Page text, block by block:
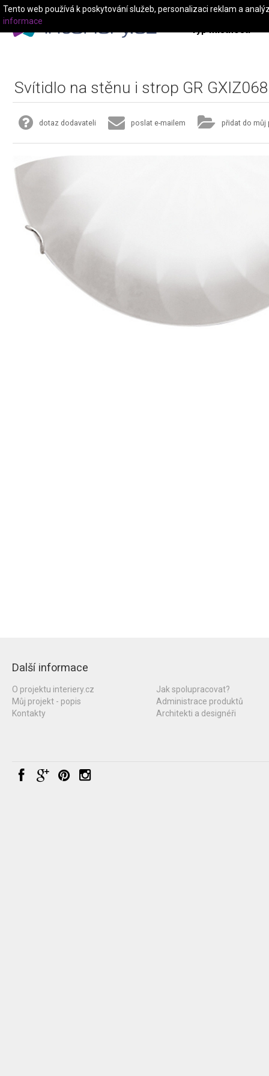
Typ místnosti
Svítidlo na stěnu i strop GR GXIZ068
dotaz dodavateli poslat e-mailem přidat do můj
Další informace
O projektu interiery.cz
Můj projekt - popis
Kontakty
Jak spolupracovat?
Administrace produktů
Architekti a designéři
Tento web používá k poskytování služeb, personalizaci reklam a
informace